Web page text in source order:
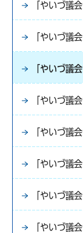
「やいづ議
「やいづ議
「やいづ議
「やいづ議
「やいづ議
「やいづ議
「やいづ議
「やいづ議